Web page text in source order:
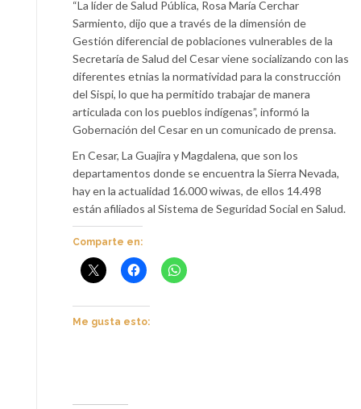
“La líder de Salud Pública, Rosa María Cerchar
Sarmiento, dijo que a través de la dimensión de
Gestión diferencial de poblaciones vulnerables de la
Secretaría de Salud del Cesar viene socializando con las
diferentes etnias la normatividad para la construcción
del Sispi, lo que ha permitido trabajar de manera
articulada con los pueblos indígenas”, informó la
Gobernación del Cesar en un comunicado de prensa.
En Cesar, La Guajira y Magdalena, que son los
departamentos donde se encuentra la Sierra Nevada,
hay en la actualidad 16.000 wiwas, de ellos 14.498
están afiliados al Sistema de Seguridad Social en Salud.
Comparte en:
Me gusta esto: